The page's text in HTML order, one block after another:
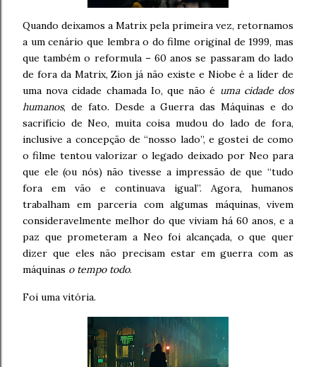
Quando deixamos a Matrix pela primeira vez, retornamos
a um cenário que lembra o do filme original de 1999, mas
que também o reformula – 60 anos se passaram do lado
de fora da Matrix, Zion já não existe e Niobe é a líder de
uma nova cidade chamada Io, que não é uma cidade dos
humanos, de fato. Desde a Guerra das Máquinas e do
sacrifício de Neo, muita coisa mudou do lado de fora,
inclusive a concepção de “nosso lado”, e gostei de como
o filme tentou valorizar o legado deixado por Neo para
que ele (ou nós) não tivesse a impressão de que “tudo
fora em vão e continuava igual”. Agora, humanos
trabalham em parceria com algumas máquinas, vivem
consideravelmente melhor do que viviam há 60 anos, e a
paz que prometeram a Neo foi alcançada, o que quer
dizer que eles não precisam estar em guerra com as
máquinas o tempo todo.
Foi uma vitória.